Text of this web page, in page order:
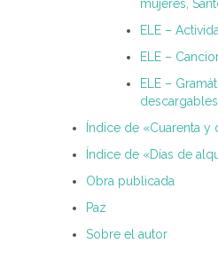
mujeres,
ELE –
ELE –
ELE –
Índice de «Cuarenta y
Índice de «Días de
Obra publicada
Paz
Sobre el autor